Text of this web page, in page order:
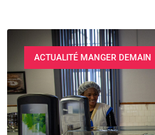
ACTUALITÉ MANGER DEMAIN